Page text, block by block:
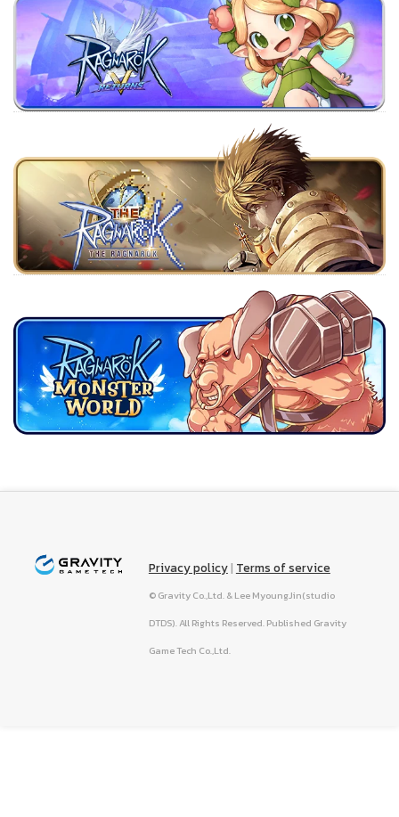
Privacy policy| Terms of service
© Gravity Co.,Ltd. & Lee MyoungJin(studio
DTDS). All Rights Reserved. Published Gravity
Game Tech Co.,Ltd.